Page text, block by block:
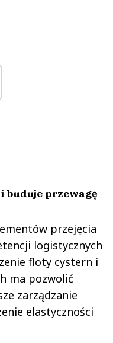
buduje przewagę
przejęcia
logistycznych
floty cystern i
ma pozwolić
zarządzanie
elastyczności